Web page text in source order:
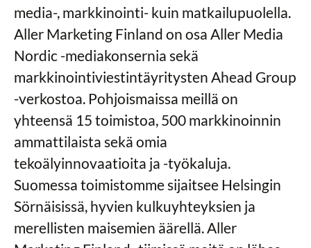
media-, markkinointi- kuin matkailupuolella.
Aller Marketing Finland on osa Aller Media
Nordic -mediakonsernia sekä
markkinointiviestintäyritysten Ahead Group
-verkostoa. Pohjoismaissa meillä on
yhteensä 15 toimistoa, 500 markkinoinnin
ammattilaista sekä omia
tekoälyinnovaatioita ja -työkaluja.
Suomessa toimistomme sijaitsee Helsingin
Sörnäisissä, hyvien kulkuyhteyksien ja
merellisten maisemien äärellä. Aller